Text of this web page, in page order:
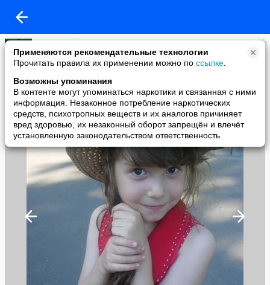
Применяются рекомендательные технологии
Прочитать правила их применении можно по ссылке
Возможны упоминания
В контенте могут упоминаться наркотики и связанная с ними
информация. Незаконное потребление наркотических
средств, психотропных веществ и их аналогов причиняет
вред здоровью, их незаконный оборот запрещён и влечёт
установленную законодательством ответственность
Елена Гурфинкель
added a photo
25 Jul в 23:58